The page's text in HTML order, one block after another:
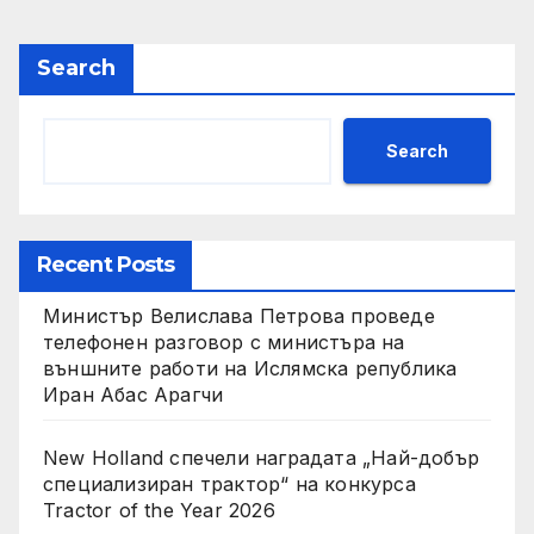
Search
Search
Recent Posts
Министър Велислава Петрова проведе
телефонен разговор с министъра на
външните работи на Ислямска република
Иран Абас Арагчи
New Holland спечели наградата „Най-добър
специализиран трактор“ на конкурса
Tractor of the Year 2026